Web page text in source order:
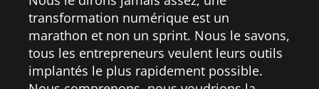
transformation numérique est un
marathon et non un sprint. Nous le savons,
tous les entrepreneurs veulent leurs outils
implantés le plus rapidement possible.